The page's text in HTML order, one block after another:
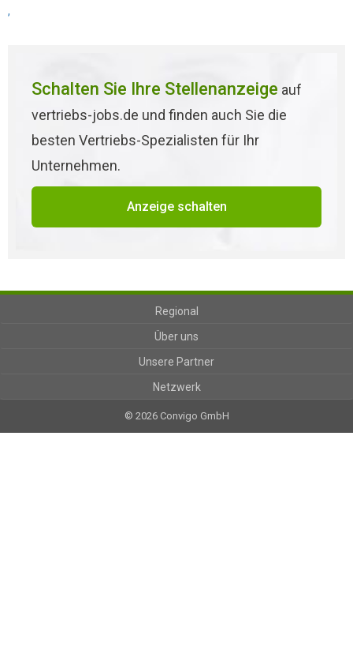
,
Schalten Sie Ihre Stellenanzeige auf
vertriebs-jobs.de und finden auch Sie die
besten Vertriebs-Spezialisten für Ihr
Unternehmen.
Anzeige schalten
Regional
Über uns
Unsere Partner
Netzwerk
© 2026 Convigo GmbH